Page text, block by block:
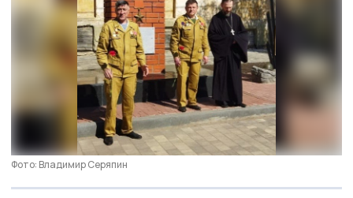
Фото: Владимир Серяпин